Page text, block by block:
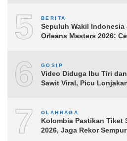
5 BERITA
Sepuluh Wakil Indonesia
Orleans Masters 2026:
6 GOSIP
Video Diduga Ibu Tiri
Sawit Viral, Picu
7 OLAHRAGA
Kolombia Pastikan Tiket
2026, Jaga Rekor